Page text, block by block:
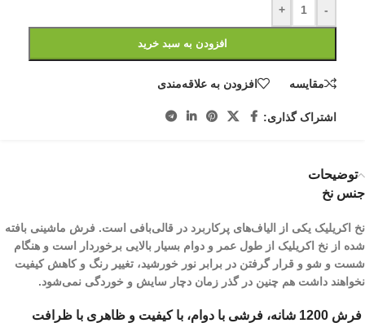
-
+
افزودن به سبد خرید
مقایسه افزودن به علاقه‌مندی
اشتراک گذاری:
توضیحات
جنس نخ
نخ اکریلیک یکی از الیاف­‌های پرکاربرد در قالی‌بافی است. فرش ماشینی بافته
شده از نخ اکریلیک از طول عمر و دوام بسیار بالایی برخوردار است و هنگام
شست و شو و قرار گرفتن در برابر نور خورشید، تغییر رنگ و کاهش کیفیت
نخواهند داشت هم چنین در گذر زمان دچار سایش و خوردگی نمی‌شود.
فرش 1200 شانه، فرشی با دوام، با کیفیت و ظاهری با ظرافت